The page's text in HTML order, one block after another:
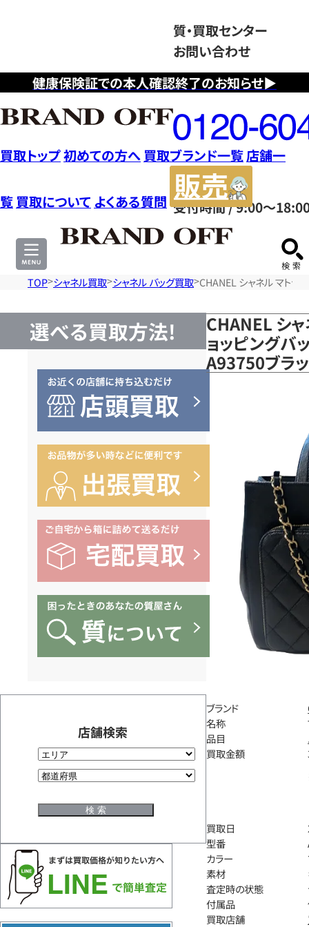
健康保険証での本人確認終了のお知らせ▶
質・買取センター
お問い合わせ
フ
リ
ー
ダ
イ
ヤ
ル
0120604117
受付時間 / 9:00～
買取トップ初めての方へ 買取ブランド一覧店舗一
覧 買取について よくある質問
サ
TOP シャネル買取 シャネル バッグ買取 CHANEL シャネル マトラ
選べる買取方法!
店舗検索
CHANEL シ
ョッピングバ
A93750ブラ
ブランド
名称
品目
買取金額
買取日
型番
カラー
素材
査定時の状態
付属品
買取店舗